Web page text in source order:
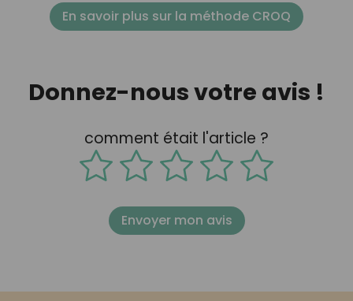
En savoir plus sur la méthode CROQ
Donnez-nous votre avis !
comment était l'article ?
Envoyer mon avis